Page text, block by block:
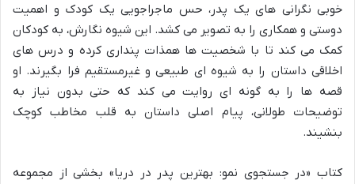
خوبی نگرانی های یک پدر، حس ماجراجویی یک کودک و اهمیت
دوستی و همکاری را به تصویر می کشد. این شیوه نگارش، به کودکان
کمک می کند تا با شخصیت ها همذات پنداری کرده و درس های
اخلاقی داستان را به شیوه ای طبیعی و غیرمستقیم فرا بگیرند. او
قصه ها را به گونه ای روایت می کند که حتی بدون نیاز به
توضیحات طولانی، پیام اصلی داستان به قلب مخاطب کوچک
بنشیند.
کتاب «در جستجوی نمو: بهترین پدر در دریا» بخشی از مجموعه